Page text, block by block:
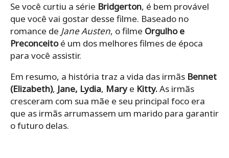
Se você curtiu a série Bridgerton, é bem provável
que você vai gostar desse filme. Baseado no
romance de Jane Austen, o filme Orgulho e
Preconceitoé um dos melhores filmes de época
para você assistir.
Em resumo, a história traz a vida das irmãs Bennet
(Elizabeth), Jane, Lydia, Marye Kitty.As irmãs
cresceram com sua mãe e seu principal foco era
que as irmãs arrumassem um marido para garantir
o futuro delas.